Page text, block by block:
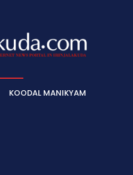
KOODAL MANIKYAM